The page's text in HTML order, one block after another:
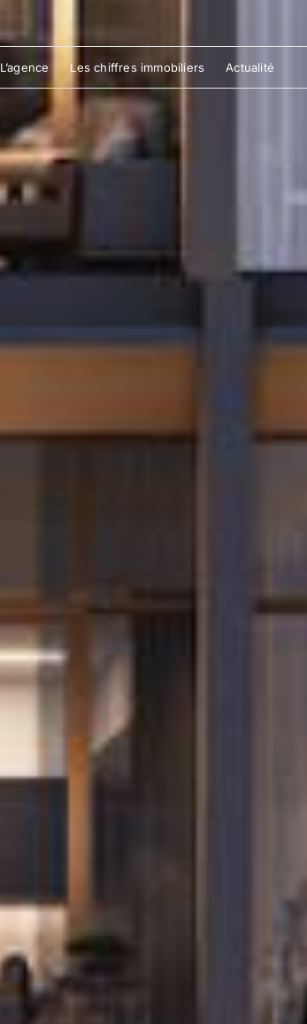
L’agence Les chiffres immobiliers Actualité